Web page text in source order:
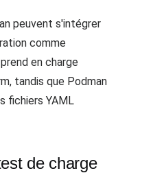
peuvent s'intégrer
comme
en charge
tandis que Podman
fichiers YAML
de charge